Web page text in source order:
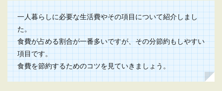
一人暮らしに必要な生活費やその項目について紹介しまし
た。
食費が占める割合が一番多いですが、その分節約もしやすい
項目です。
食費を節約するためのコツを見ていきましょう。